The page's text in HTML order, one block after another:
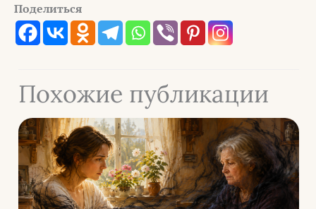
Поделиться
Похожие публикации